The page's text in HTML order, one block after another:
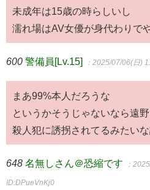
未成年は15歳の時らしいし
濡れ場はAV女優が身代わりで
600 警備員[Lv.15] ：2025/07/06(日)
まあ99%本人だろうな
というかそうじゃないなら遠
殺人犯に誘拐されてるみたい
648 名無しさん＠恐縮です ：
ID:DPueVnKj0